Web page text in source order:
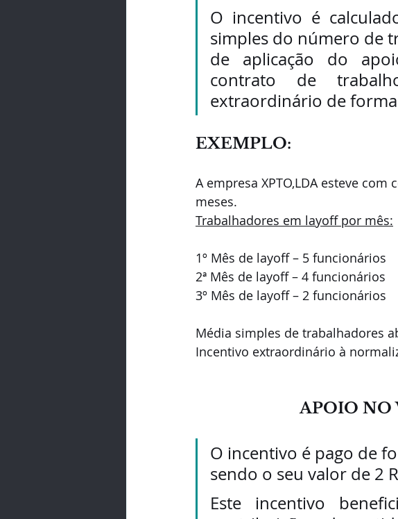
O incentivo é
simples do número de
de aplicação do
contrato de
extraordinário de
EXEMPLO:
A empresa XPTO,LDA esteve
meses.
Trabalhadores em layoff por mês:
1º Mês de layoff – 5 funcionários
2ª Mês de layoff – 4 funcionários
3º Mês de layoff – 2 funcionários
Média simples de trabalhadores
Incentivo extraordinário à
APOIO NO
O incentivo é pago de
sendo o seu valor de 2
Este incentivo